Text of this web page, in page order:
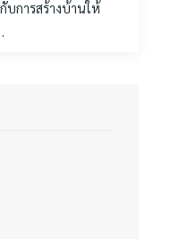
บการสร้างบ้านให้